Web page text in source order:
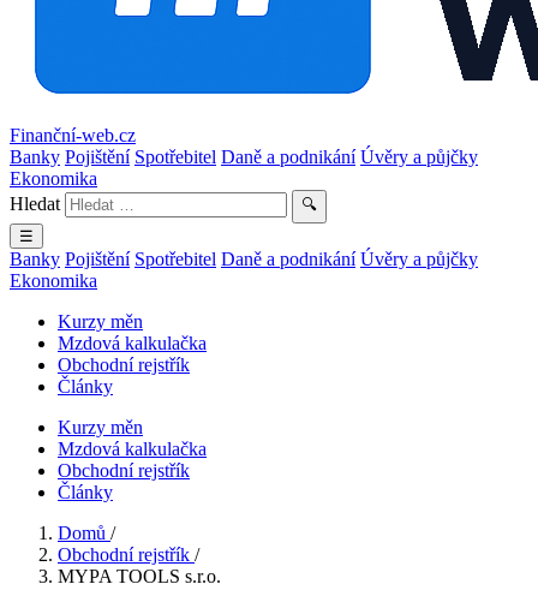
Finanční-web.cz
Banky Pojištění Spotřebitel Daně a podnikání Úvěry a půjčky
Ekonomika
Hledat
🔍
☰
Banky Pojištění Spotřebitel Daně a podnikání Úvěry a půjčky
Ekonomika
Kurzy měn
Mzdová kalkulačka
Obchodní rejstřík
Články
Kurzy měn
Mzdová kalkulačka
Obchodní rejstřík
Články
Domů /
Obchodní rejstřík /
MYPA TOOLS s.r.o.